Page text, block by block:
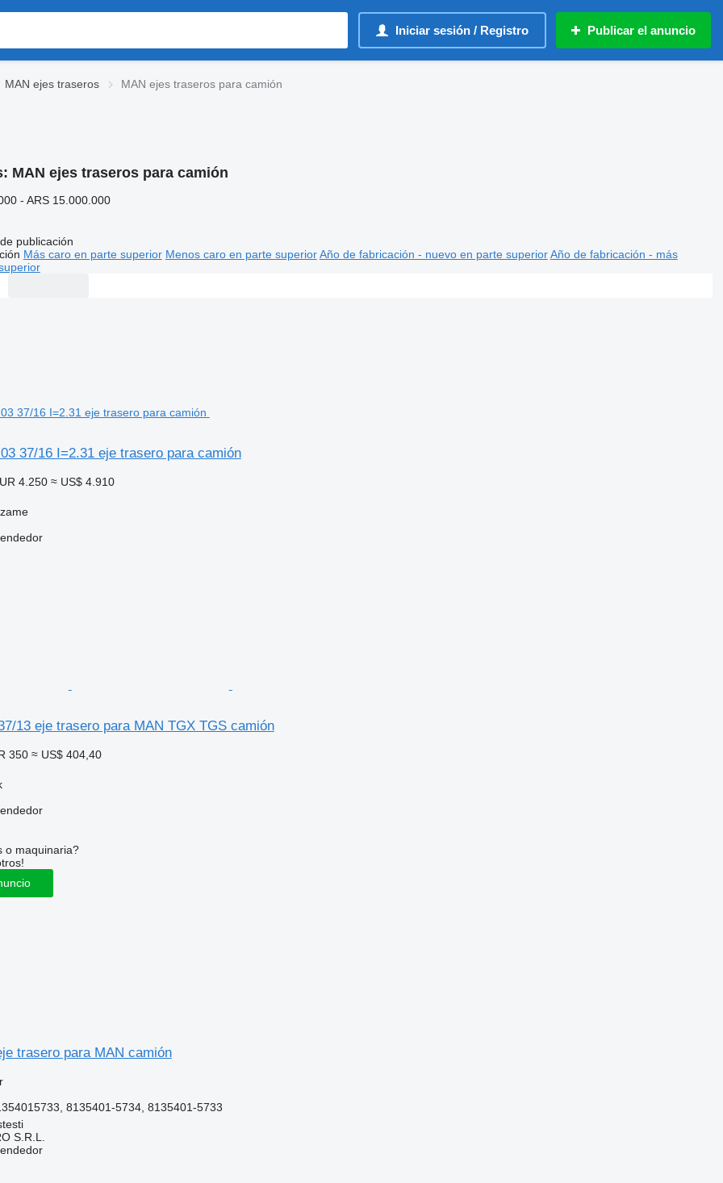
Iniciar sesión / Registro Publicar el anuncio
MAN ejes traseros MAN ejes traseros para camión
MAN ejes traseros para camión
- ARS 15.000.000
publicación
Más caro en parte superior Menos caro en parte superior Año de fabricación - nuevo en parte superior Año de fabricación - más
37/16 I=2.31 eje trasero para camión
4.250 ≈ US$ 4.910
13 eje trasero para MAN TGX TGS camión
350 ≈ US$ 404,40
o maquinaria?
trasero para MAN camión
8135401-5734, 8135401-5733
S.R.L.